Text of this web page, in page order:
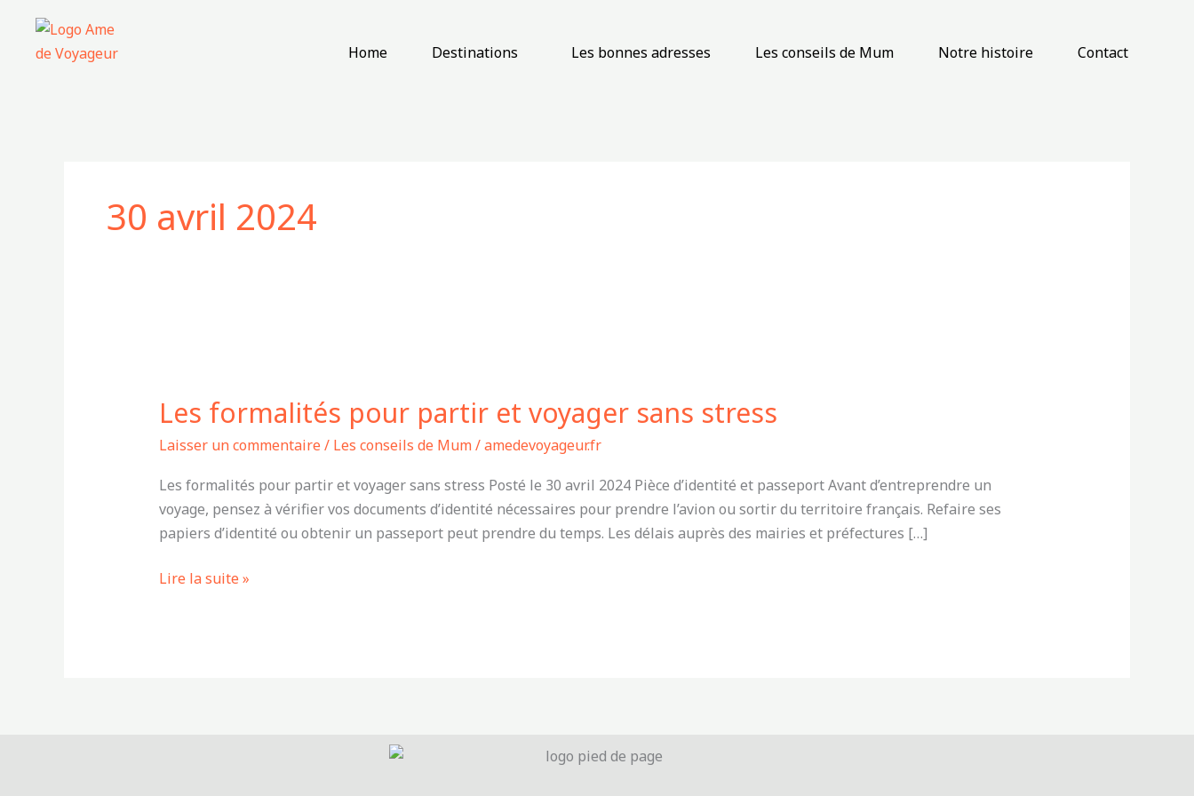
contenu
Home Destinations Les bonnes adresses Les conseils de Mum Notre histoire Contact
30 avril 2024
Les formalités pour partir et voyager sans stress
Laisser un commentaire/ Les conseils de Mum/amedevoyageur.fr
Les formalités pour partir et voyager sans stress Posté le 30 avril 2024 Pièce d’identité et passeport Avant d’entreprendre un
voyage, pensez à vérifier vos documents d’identité nécessaires pour prendre l’avion ou sortir du territoire français. Refaire ses
papiers d’identité ou obtenir un passeport peut prendre du temps. Les délais auprès des mairies et préfectures […]
pour
et
voyager
sans
stress
Lire la suite »